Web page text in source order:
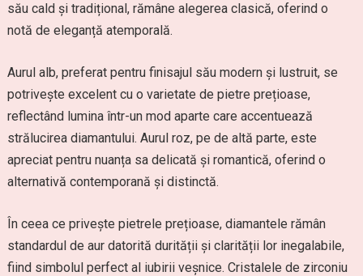
său cald și tradițional, rămâne alegerea clasică, oferind o
notă de eleganță atemporală.
Aurul alb, preferat pentru finisajul său modern și lustruit, se
potrivește excelent cu o varietate de pietre prețioase,
reflectând lumina într-un mod aparte care accentuează
strălucirea diamantului. Aurul roz, pe de altă parte, este
apreciat pentru nuanța sa delicată și romantică, oferind o
alternativă contemporană și distinctă.
În ceea ce privește pietrele prețioase, diamantele rămân
standardul de aur datorită durității și clarității lor inegalabile,
fiind simbolul perfect al iubirii veșnice. Cristalele de zirconiu